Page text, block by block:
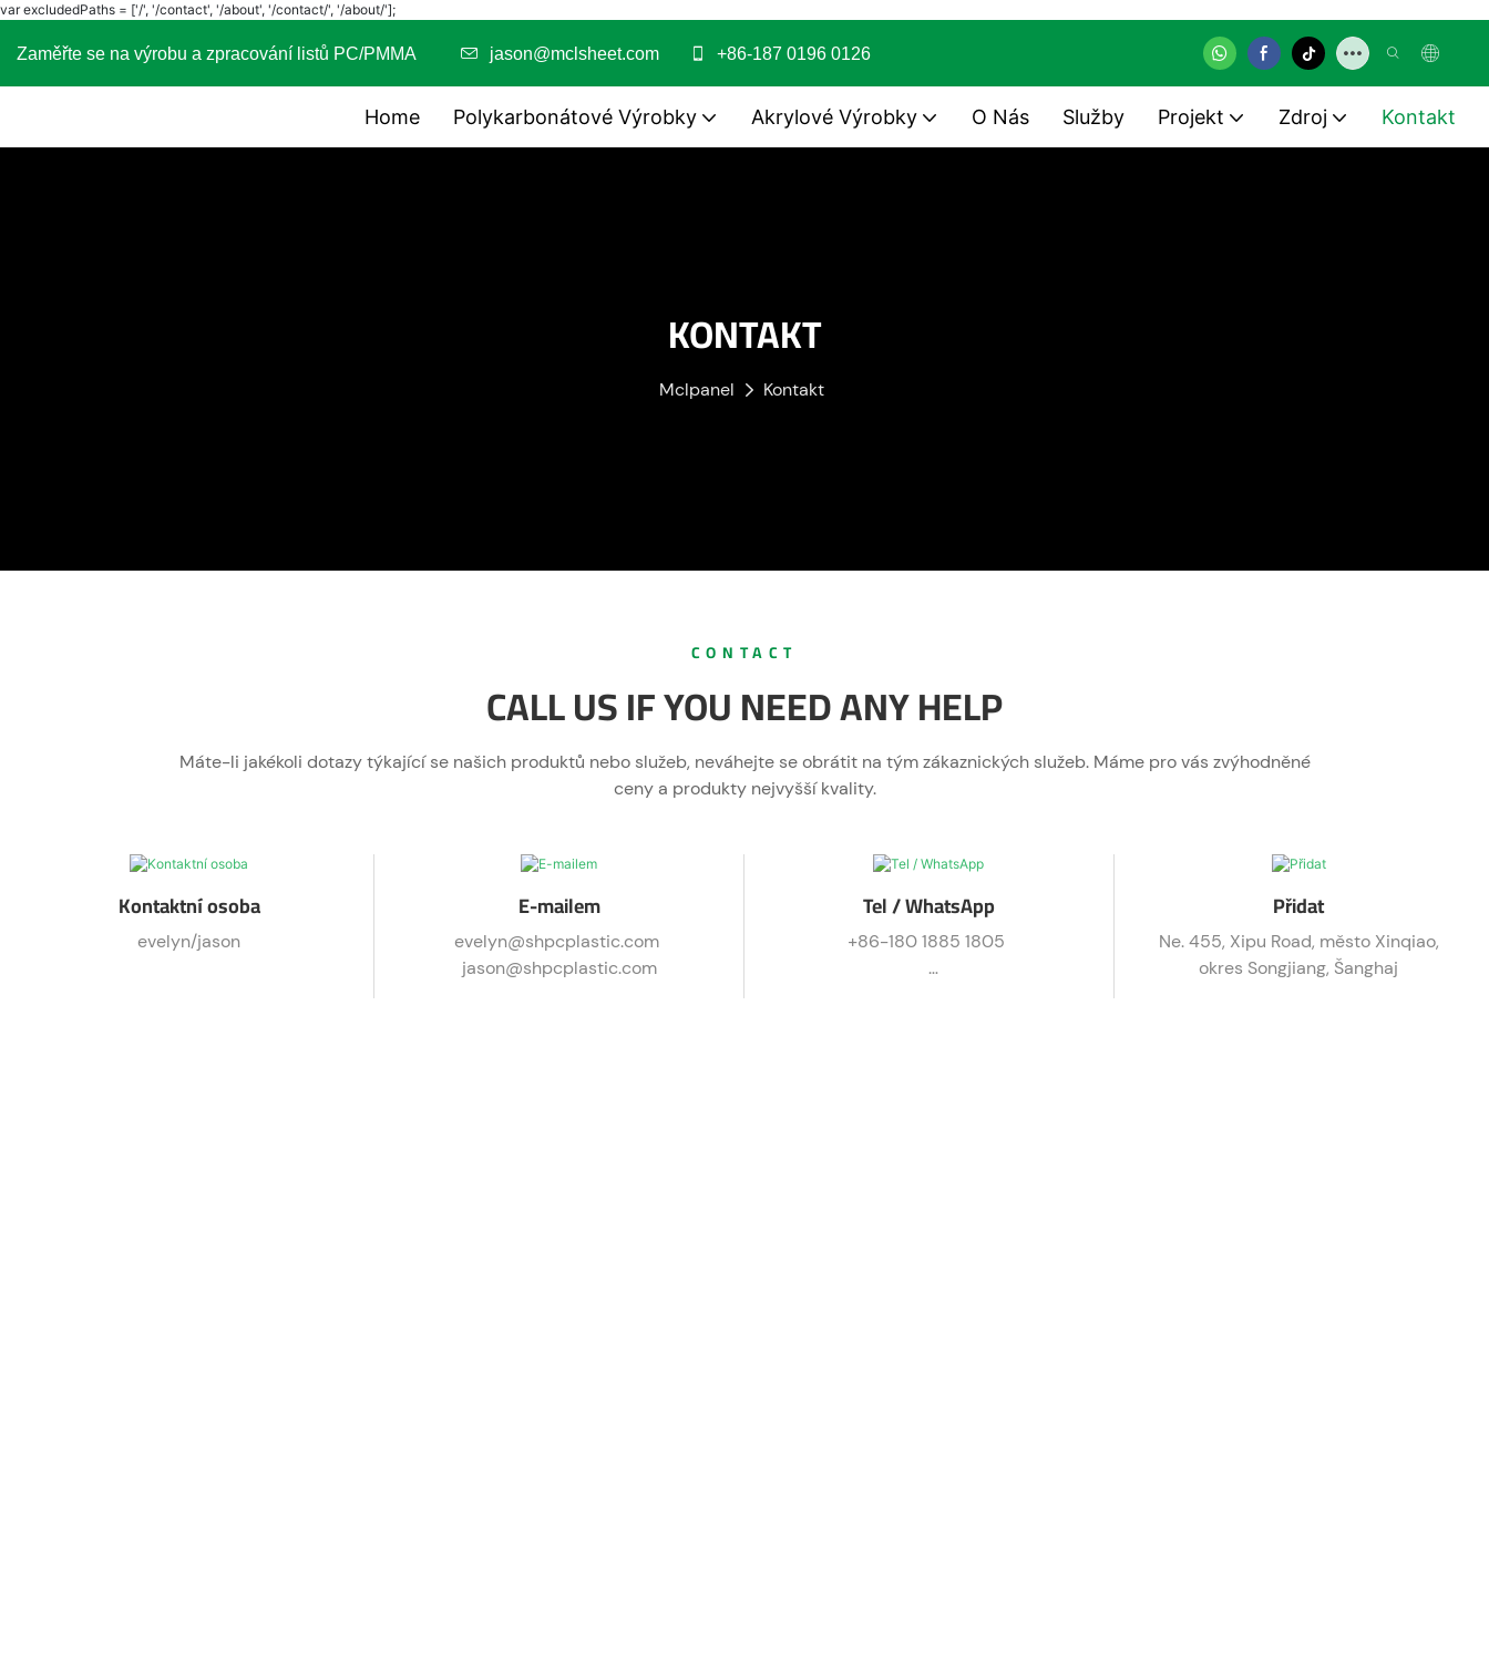
var excludedPaths = ['/', '/contact', '/about', '/contact/', '/about/'];
Zaměřte se na výrobu a zpracování listů PC/PMMA jason@mclsheet.com +86-187 0196 0126
Home Polykarbonátové Výrobky Akrylové Výrobky O Nás Služby Projekt Zdroj Kontakt
KONTAKT
Mclpanel Kontakt
CONTACT
CALL US IF YOU NEED ANY HELP
Máte-li jakékoli dotazy týkající se našich produktů nebo služeb, neváhejte se obrátit na tým zákaznických služeb. Máme pro vás zvýhodněné
ceny a produkty nejvyšší kvality.
Kontaktní osoba
evelyn/jason
E-mailem
evelyn@shpcplastic.com
jason@shpcplastic.com
Tel / WhatsApp
+86-180 1885 1805
Přidat
Ne. 455, Xipu Road, město Xinqiao,
okres Songjiang, Šanghaj